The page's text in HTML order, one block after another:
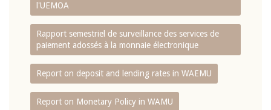
l'UEMOA
Rapport semestriel de surveillance des services de
paiement adossés à la monnaie électronique
Report on deposit and lending rates in WAEMU
Report on Monetary Policy in WAMU